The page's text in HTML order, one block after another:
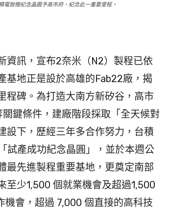
致贈紀念晶圓予高市府，紀念此一重要里程。
訊，宣布2奈米（N2）製程已依
基地正是設於高雄的Fab22廠，揭
程碑。為打造大南方新矽谷，高市
鍵條件，建廠階段採取「全天候對
設下，歷經三年多合作努力，台積
試產成功紀念晶圓」，並於本週公
最先進製程重要基地，更奠定南部
至少1,500 個就業機會及超過1,500
會，超過 7,000 個直接的高科技